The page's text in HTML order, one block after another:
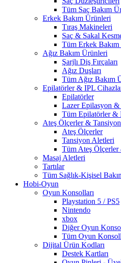
Tüm Saç Bakım
Erkek Bakım Ürünleri
Tıraş Makineleri
Saç & Sakal
Tüm Erkek
Ağız Bakım Ürünleri
Şarjlı Diş Fırçaları
Ağız Duşları
Tüm Ağız Bakım
Epilatörler & IPL
Epilatörler
Lazer Epilasyon &
Tüm Epilatörler &
Ateş Ölçerler &
Ateş Ölçerler
Tansiyon Aletleri
Tüm Ateş
Masaj Aletleri
Tartılar
Tüm Sağlık-Kişisel
Hobi-Oyun
Oyun Konsolları
Playstation 5 / PS5
Nintendo
xbox
Diğer Oyun
Tüm Oyun
Dijital Ürün Kodları
Destek Kartları